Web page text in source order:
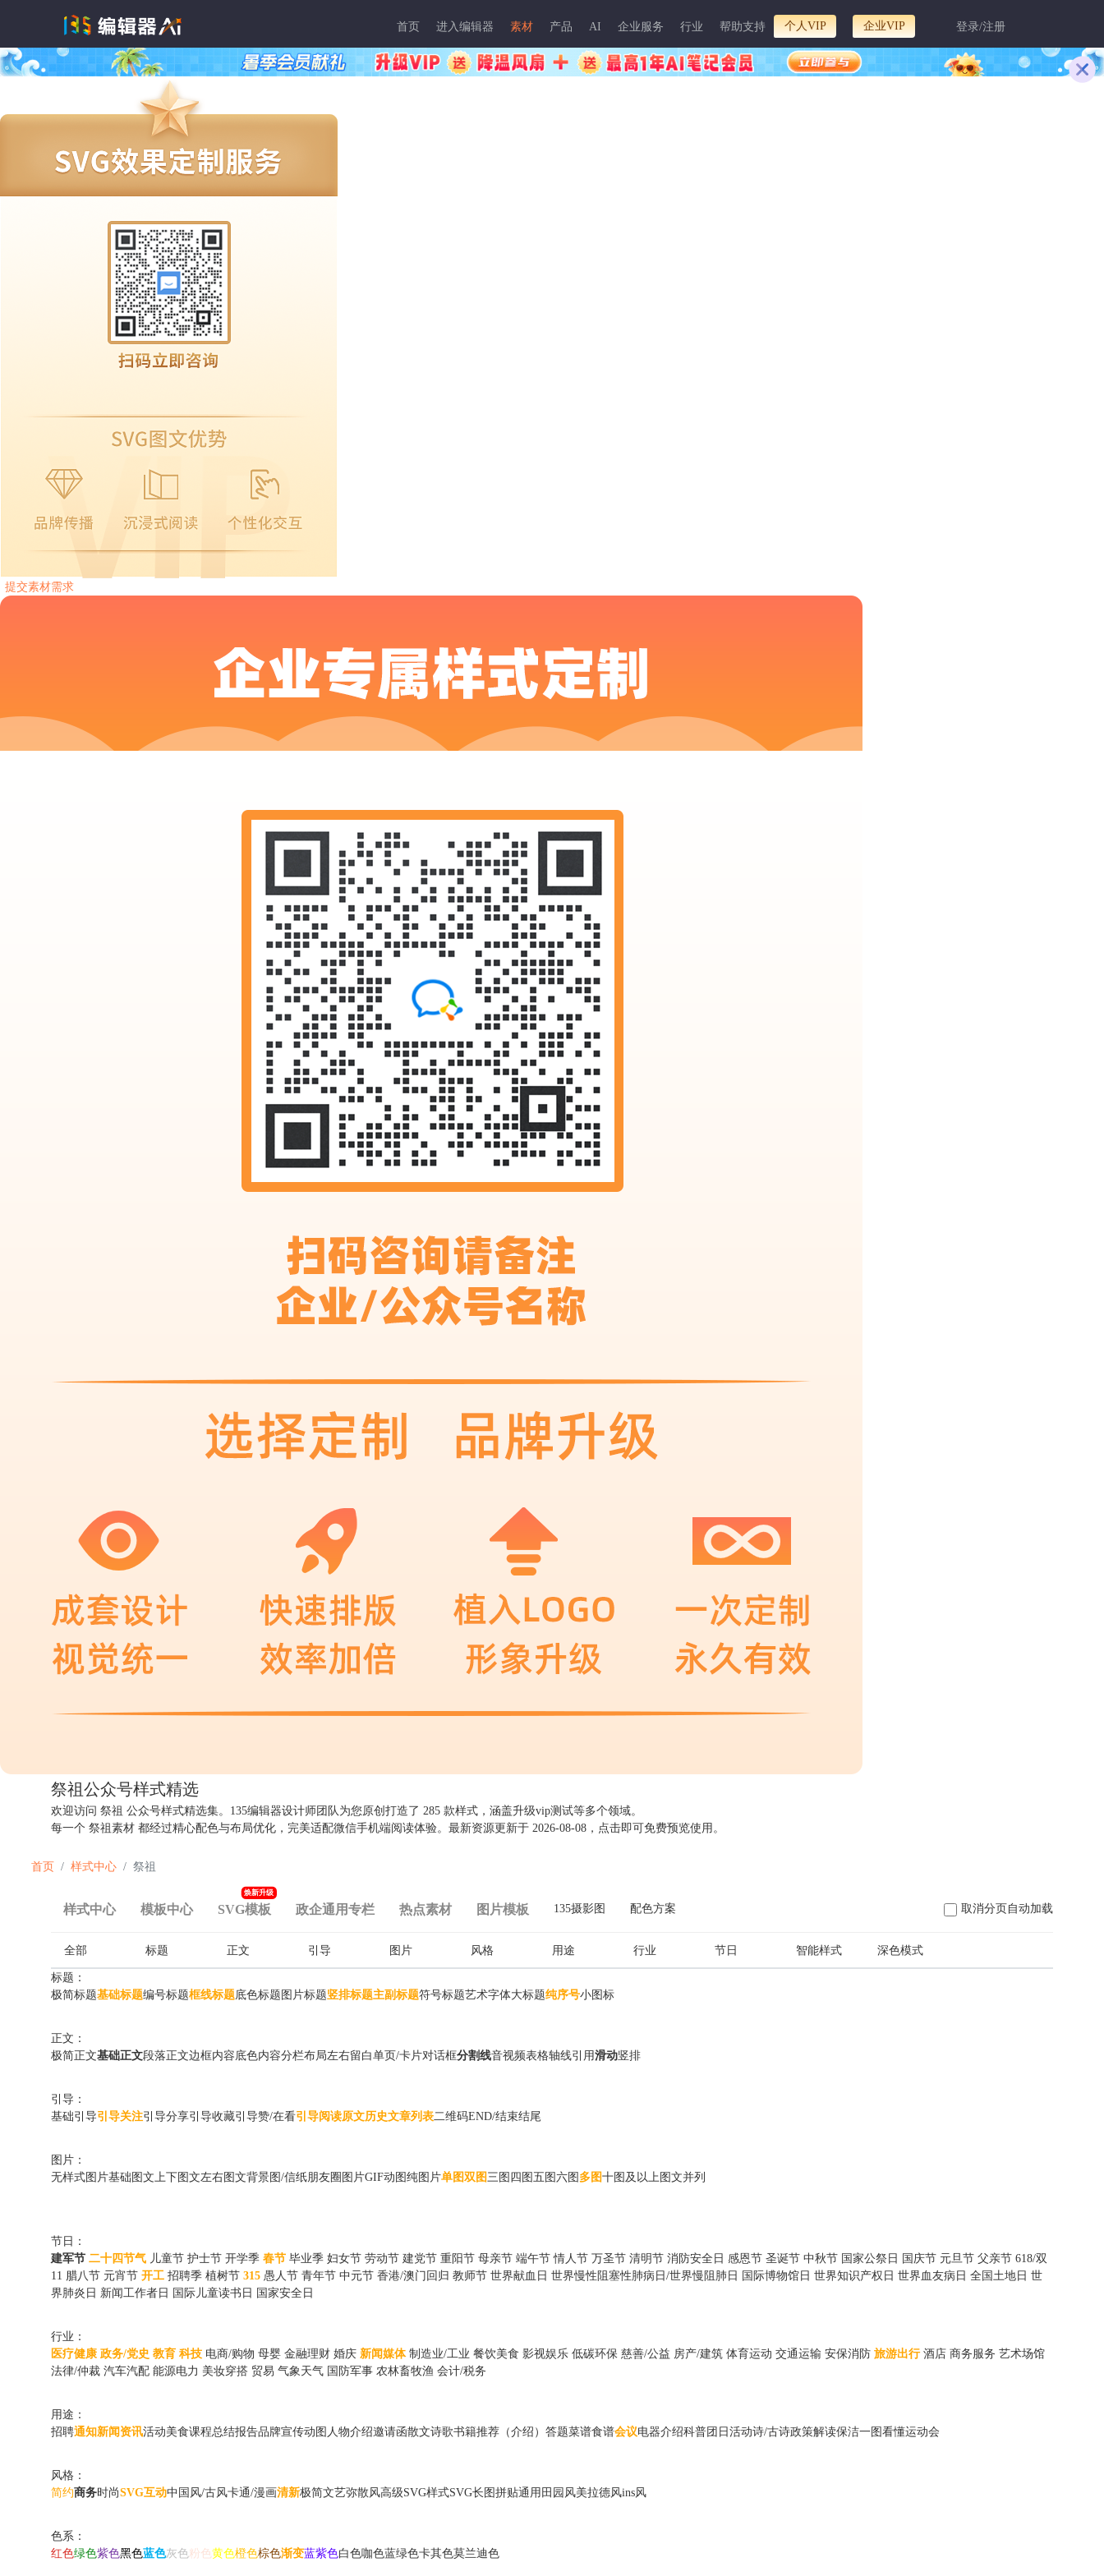
首页 进入编辑器 素材 产品 AI 企业服务 行业 帮助支持 个人VIP 企业VIP 登录/注册
提交素材需求
祭祖公众号样式精选
欢迎访问 祭祖 公众号样式精选集。135编辑器设计师团队为您原创打造了 285 款样式，涵盖升级vip测试等多个领域。
每一个 祭祖素材 都经过精心配色与布局优化，完美适配微信手机端阅读体验。最新资源更新于 2026-08-08 ，点击即可免费预览使用。
首页 样式中心 祭祖
取消分页自动加载
样式中心 模板中心 SVG模板
焕新升级
政企通用专栏 热点素材 图片模板 135摄影图 配色方案
全部 标题 正文 引导 图片 风格 用途 行业 节日 智能样式 深色模式
标题：
极简标题基础标题编号标题框线标题底色标题 图片标题竖排标题主副标题符号标题艺术字体大标题纯序号小图标
正文：
极简正文基础正文段落正文边框内容底色内容分栏布局左右留白单页/卡片对话框分割线音视频表格轴线引用滑动竖排
引导：
基础引导引导关注引导分享引导收藏引导赞/在看引导阅读原文历史文章列表二维码END/结束结尾
图片：
无样式图片基础图文上下图文左右图文背景图/信纸朋友圈图片GIF动图 纯图片单图双图三图 四图 五图 六图 多图十图及以上图文并列
节日：
建军节 二十四节气 儿童节 护士节 开学季 春节 毕业季 妇女节 劳动节 建党节 重阳节 母亲节 端午节 情人节 万圣节 清明节 消防安全日 感恩节 圣诞节 中秋节 国家公祭日 国庆节 元旦节 父亲节 618/双
11 腊八节 元宵节 开工 招聘季 植树节 315 愚人节 青年节 中元节 香港/澳门回归 教师节 世界献血日 世界慢性阻塞性肺病日/世界慢阻肺日 国际博物馆日 世界知识产权日 世界血友病日 全国土地日 世
界肺炎日 新闻工作者日 国际儿童读书日 国家安全日
行业：
医疗健康 政务/党史 教育 科技 电商/购物 母婴 金融理财 婚庆 新闻媒体 制造业/工业 餐饮美食 影视娱乐 低碳环保 慈善/公益 房产/建筑 体育运动 交通运输 安保消防 旅游出行 酒店 商务服务 艺术场馆
法律/仲裁 汽车汽配 能源电力 美妆穿搭 贸易 气象天气 国防军事 农林畜牧渔 会计/税务
用途：
招聘通知新闻资讯活动美食课程总结报告品牌宣传动图 人物介绍邀请函散文诗歌书籍推荐（介绍） 答题菜谱食谱会议电器介绍科普团日活动诗/古诗政策解读保洁一图看懂运动会
风格：
简约商务时尚SVG互动中国风/古风卡通/漫画清新极简文艺弥散风高级SVG样式SVG长图 拼贴通用 田园风美拉德风ins风
色系：
红色绿色紫色黑色蓝色灰色粉色黄色橙色棕色渐变蓝紫色白色咖色蓝绿色卡其色莫兰迪色